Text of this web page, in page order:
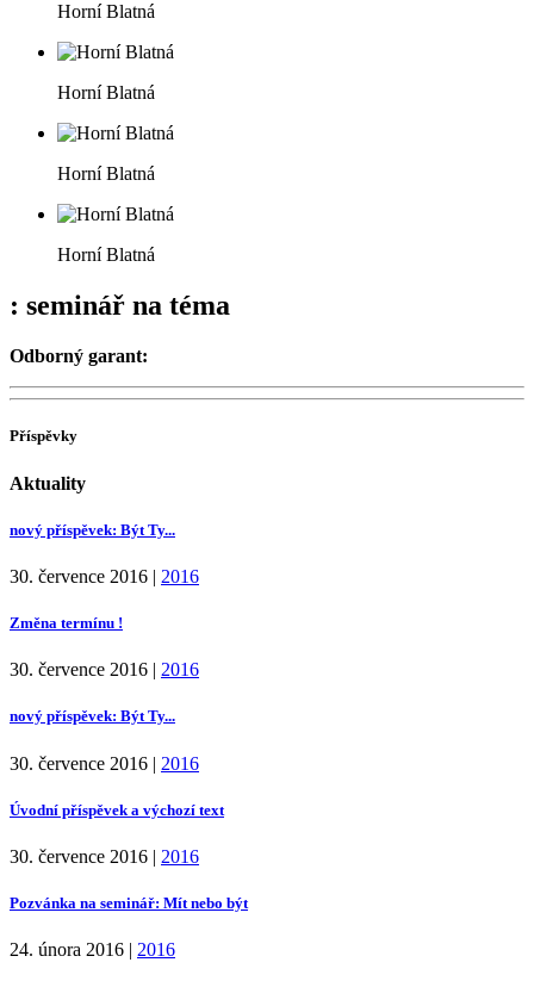
Horní Blatná
Horní Blatná
Horní Blatná
Horní Blatná
: seminář na téma
Odborný garant:
Příspěvky
Aktuality
nový příspěvek: Být Ty...
30. července 2016 | 2016
Změna termínu !
30. července 2016 | 2016
nový příspěvek: Být Ty...
30. července 2016 | 2016
Úvodní příspěvek a výchozí text
30. července 2016 | 2016
Pozvánka na seminář: Mít nebo být
24. února 2016 | 2016